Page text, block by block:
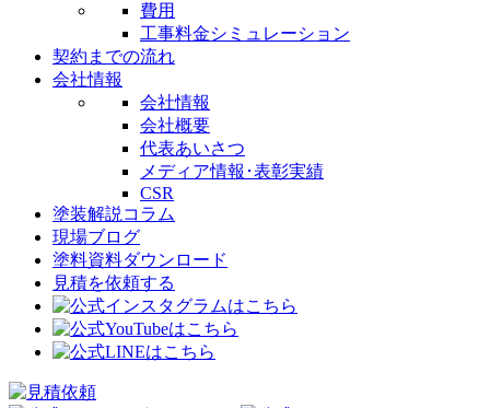
費用
工事料金シミュレーション
契約までの流れ
会社情報
会社情報
会社概要
代表あいさつ
メディア情報･表彰実績
CSR
塗装解説コラム
現場ブログ
塗料資料ダウンロード
見積を依頼する